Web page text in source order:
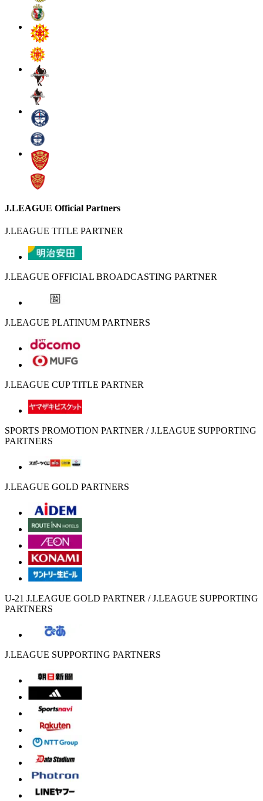
J.LEAGUE Official Partners
J.LEAGUE TITLE PARTNER
J.LEAGUE OFFICIAL BROADCASTING PARTNER
J.LEAGUE PLATINUM PARTNERS
J.LEAGUE CUP TITLE PARTNER
SPORTS PROMOTION PARTNER / J.LEAGUE SUPPORTING
PARTNERS
J.LEAGUE GOLD PARTNERS
U-21 J.LEAGUE GOLD PARTNER / J.LEAGUE SUPPORTING
PARTNERS
J.LEAGUE SUPPORTING PARTNERS